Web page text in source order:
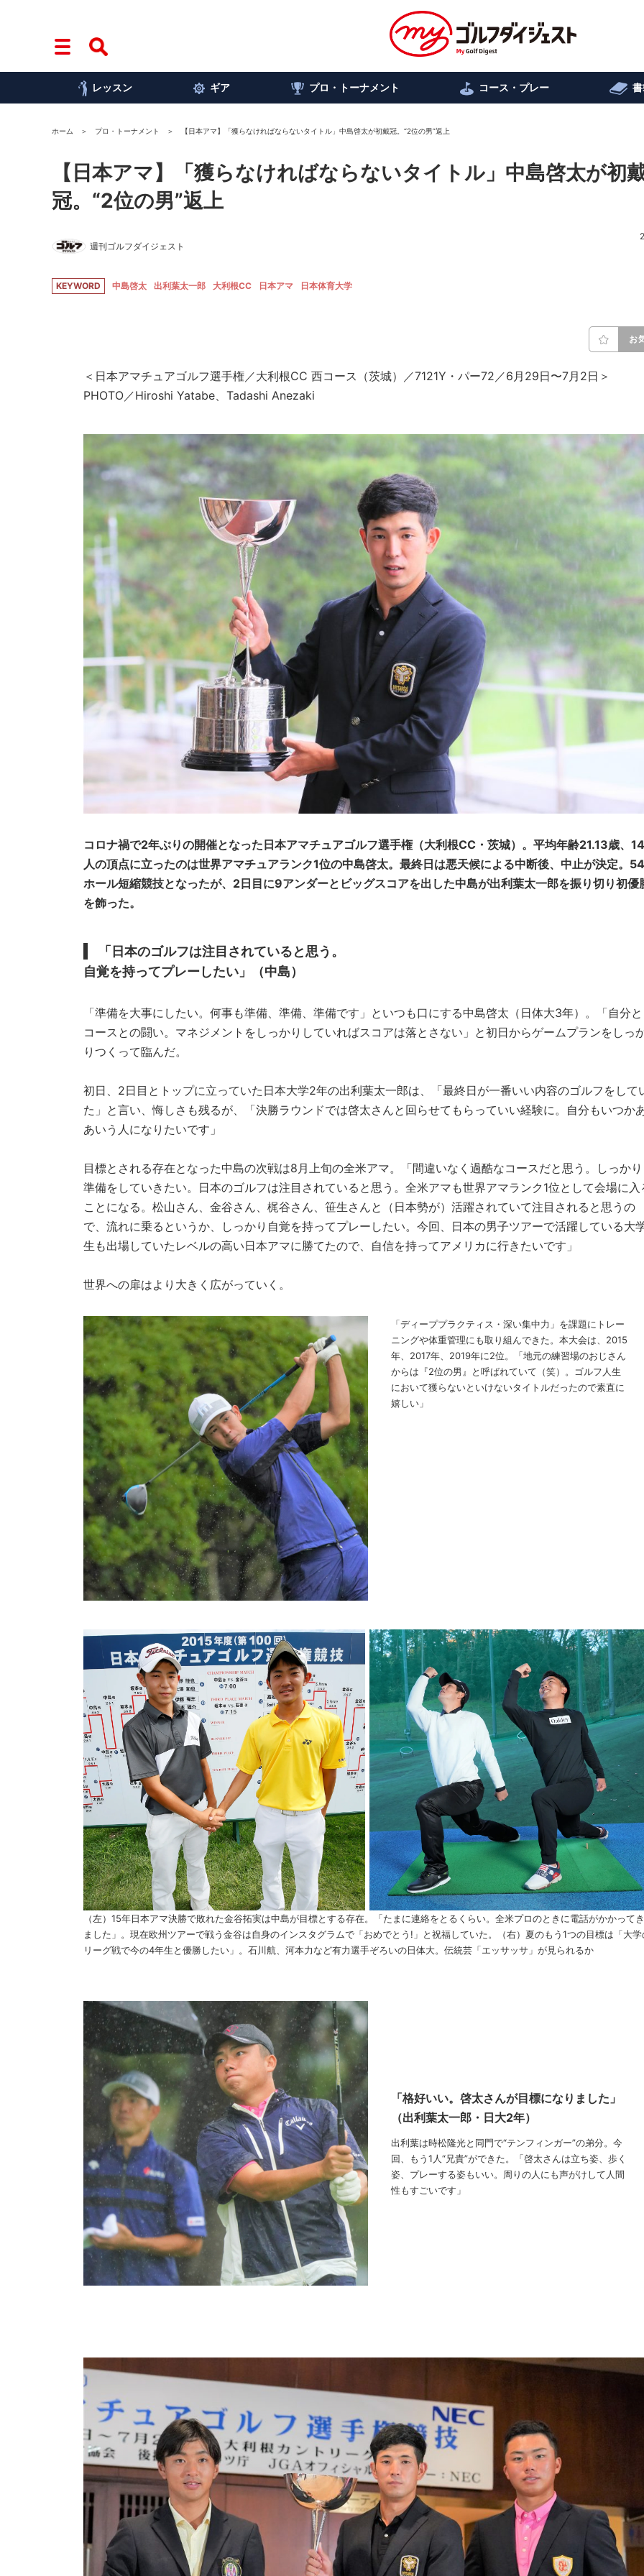
レッスン ギア プロ・トーナメント コース・プレー
ホーム プロ・トーナメント 【日本アマ】「獲らなければならないタイトル」中島啓太が初戴冠。“2位の男”返上
【日本アマ】「獲らなければならないタイトル」中島啓太が初
冠。“2位の男”返上
週刊ゴルフダイジェスト
KEYWORD 中島啓太 出利葉太一郎 大利根CC 日本アマ 日本体育大学
お
＜日本アマチュアゴルフ選手権／大利根CC 西コース（茨城）／7121Y・パー72／6月29日〜7月2日＞
PHOTO／Hiroshi Yatabe、Tadashi Anezaki
コロナ禍で2年ぶりの開催となった日本アマチュアゴルフ選手権（大利根CC・茨城）。平均年齢21.13歳、
人の頂点に立ったのは世界アマチュアランク1位の中島啓太。最終日は悪天候による中断後、中止が決定。54
ホール短縮競技となったが、2日目に9アンダーとビッグスコアを出した中島が出利葉太一郎を振り切り初優
を飾った。
「日本のゴルフは注目されていると思う。
自覚を持ってプレーしたい」（中島）
「準備を大事にしたい。何事も準備、準備、準備です」といつも口にする中島啓太（日体大3年）。「自分と
コースとの闘い。マネジメントをしっかりしていればスコアは落とさない」と初日からゲームプランをしっ
りつくって臨んだ。
初日、2日目とトップに立っていた日本大学2年の出利葉太一郎は、「最終日が一番いい内容のゴルフをして
た」と言い、悔しさも残るが、「決勝ラウンドでは啓太さんと回らせてもらっていい経験に。自分もいつか
あいう人になりたいです」
目標とされる存在となった中島の次戦は8月上旬の全米アマ。「間違いなく過酷なコースだと思う。しっかり
準備をしていきたい。日本のゴルフは注目されていると思う。全米アマも世界アマランク1位として会場に入
ことになる。松山さん、金谷さん、梶谷さん、笹生さんと（日本勢が）活躍されていて注目されると思うの
で、流れに乗るというか、しっかり自覚を持ってプレーしたい。今回、日本の男子ツアーで活躍している大
生も出場していたレベルの高い日本アマに勝てたので、自信を持ってアメリカに行きたいです」
世界への扉はより大きく広がっていく。
「ディーププラクティス・深い集中力」を課題にトレー
ニングや体重管理にも取り組んできた。本大会は、2015
年、2017年、2019年に2位。「地元の練習場のおじさん
からは『2位の男』と呼ばれていて（笑）。ゴルフ人生
において獲らないといけないタイトルだったので素直に
嬉しい」
（左）15年日本アマ決勝で敗れた金谷拓実は中島が目標とする存在。「たまに連絡をとるくらい。全米プロのときに電話がかかってき
ました」。現在欧州ツアーで戦う金谷は自身のインスタグラムで「おめでとう!」と祝福していた。（右）夏のもう1つの目標は「大学
リーグ戦で今の4年生と優勝したい」。石川航、河本力など有力選手ぞろいの日体大。伝統芸「エッサッサ」が見られるか
「格好いい。啓太さんが目標になりました」
（出利葉太一郎・日大2年）
出利葉は時松隆光と同門で“テンフィンガー”の弟分。今
回、もう1人“兄貴”ができた。「啓太さんは立ち姿、歩く
姿、プレーする姿もいい。周りの人にも声がけして人間
性もすごいです」